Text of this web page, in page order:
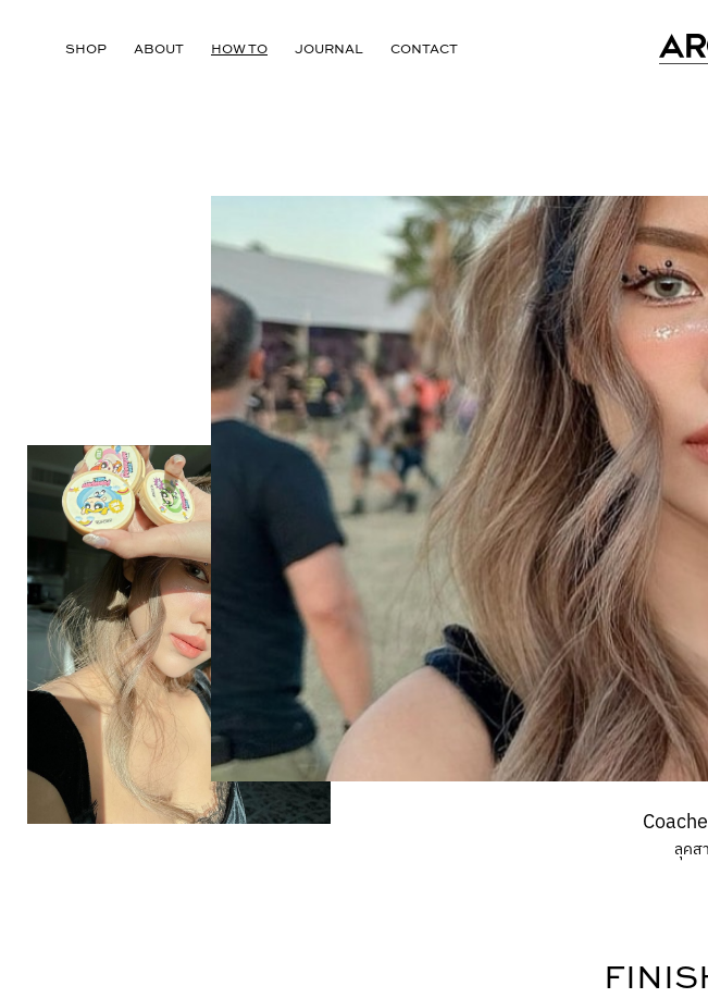
SHOP ABOUT HOW TO JOURNAL CONTACT
ลุคส